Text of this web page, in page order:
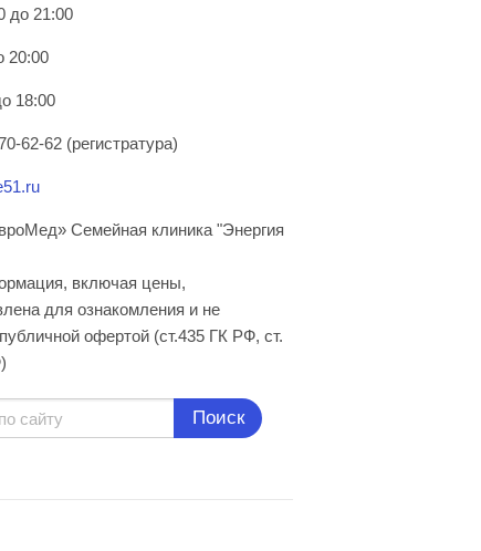
до 21:00
20:00
18:00
62-62 (регистратура)
Семейная клиника "Энергия
включая цены,
для ознакомления и не
офертой (ст.435 ГК РФ, cт.
Поиск